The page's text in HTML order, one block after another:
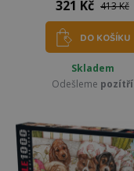
321 Kč 413 Kč
DO KOŠÍKU
Skladem
Odešleme pozítří